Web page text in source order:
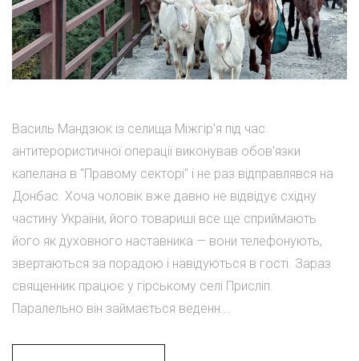
Василь Мандзюк із селища Міжгір'я під час
антитерористичної операції виконував обов'язки
капелана в "Правому секторі" і не раз відправлявся на
Донбас. Хоча чоловік вже давно не відвідує східну
частину України, його товариші все ще сприймають
його як духовного наставника — вони телефонують,
звертаються за порадою і навідуються в гості. Зараз
священник працює у гірському селі Присліп.
Паралельно він займається веденн...